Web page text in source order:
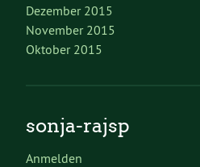
Dezember 2015
November 2015
Oktober 2015
sonja-rajsp
Anmelden